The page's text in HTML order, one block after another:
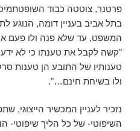
פרטנר, צוטטה כבוד
בתל אביב בעניין דומה, הנוגע
המשפט, עד שלא פנה ולו פעם
"קשה לקבל את טענתו כי לא
טענותיו של התובע הן טענות
ולו בשיחת חינם…".
נזכיר לעניין המכשיר הייצוגי,
השיפוטי- של כל הליך שיפוטי-